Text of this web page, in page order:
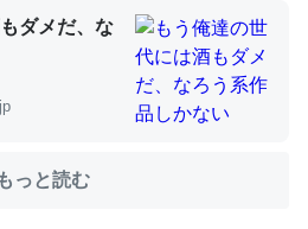
て４年。でたまに覗いてる。ぼ
画策中。あと、Googleマップで
池残量や充電中かが分かるので
た遠方の父67歳と僕。ITツール導入で
変化した｜tayorini by LIFULL介護
ダメだ、な
もっと読む